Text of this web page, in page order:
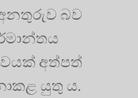
බව
අත්පත්
යුතු ය.